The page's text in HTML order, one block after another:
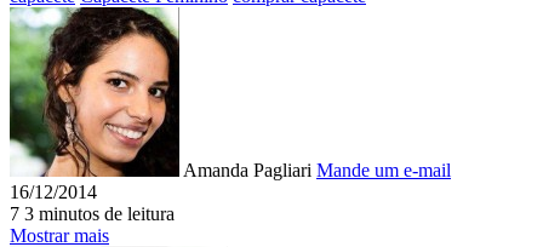
Amanda Pagliari Mande um e-mail
16/12/2014
7 3 minutos de leitura
Mostrar mais